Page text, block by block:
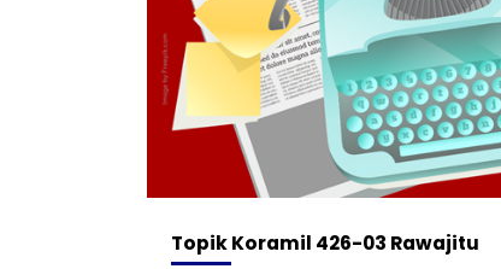
TopikKoramil 426-03 Rawajitu